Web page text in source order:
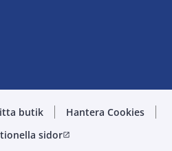
butik
Hantera Cookies
sidoropen_in_new